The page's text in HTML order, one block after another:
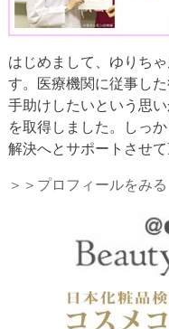
はじめまして、ゆりち
す。医療機関に従事し
手助けしたいという思
を取得しました。しっ
解決へとサポートさせて
＞＞プロフィールをみる